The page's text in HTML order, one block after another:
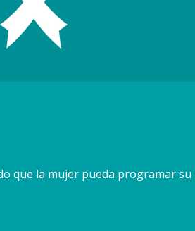
que la mujer pueda programar su